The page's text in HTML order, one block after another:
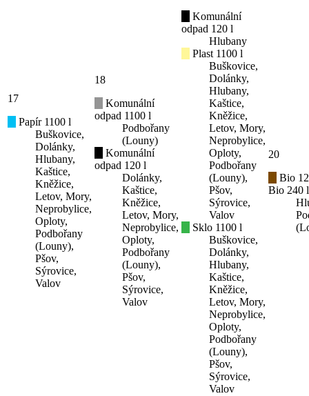
17
Papír 1100 l
Buškovice,
Dolánky,
Hlubany,
Kaštice,
Kněžice,
Letov, Mory,
Neprobylice,
Oploty,
Podbořany
(Louny),
Pšov,
Sýrovice,
Valov
18
Komunální
odpad 1100 l
Podbořany
(Louny)
Komunální
odpad 120 l
Dolánky,
Kaštice,
Kněžice,
Letov, Mory,
Neprobylice,
Oploty,
Podbořany
(Louny),
Pšov,
Sýrovice,
Valov
Komunální
odpad 120 l
Hlubany
Plast 1100 l
Buškovice,
Dolánky,
Hlubany,
Kaštice,
Kněžice,
Letov, Mory,
Neprobylice,
Oploty,
Podbořany
(Louny),
Pšov,
Sýrovice,
Valov
Sklo 1100 l
Buškovice,
Dolánky,
Hlubany,
Kaštice,
Kněžice,
Letov, Mory,
Neprobylice,
Oploty,
Podbořany
(Louny),
Pšov,
Sýrovice,
Valov
20
Bio
Bio 240 l